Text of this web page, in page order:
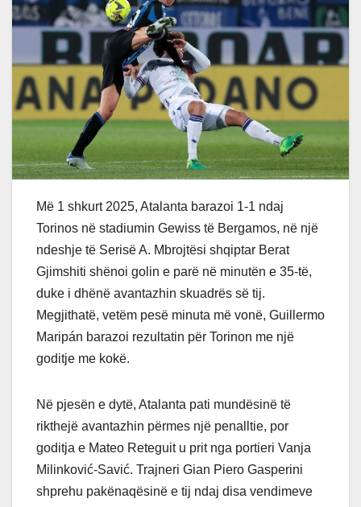
Më 1 shkurt 2025, Atalanta barazoi 1-1 ndaj
Torinos në stadiumin Gewiss të Bergamos, në një
ndeshje të Serisë A. Mbrojtësi shqiptar Berat
Gjimshiti shënoi golin e parë në minutën e 35-të,
duke i dhënë avantazhin skuadrës së tij.
Megjithatë, vetëm pesë minuta më vonë, Guillermo
Maripán barazoi rezultatin për Torinon me një
goditje me kokë.
Në pjesën e dytë, Atalanta pati mundësinë të
rikthejë avantazhin përmes një penalltie, por
goditja e Mateo Reteguit u prit nga portieri Vanja
Milinković-Savić. Trajneri Gian Piero Gasperini
shprehu pakënaqësinë e tij ndaj disa vendimeve